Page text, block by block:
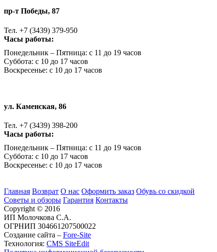
пр-т Победы, 87
Тел. +7 (3439) 379-950
Часы работы:
Понедельник – Пятница: с 11 до 19 часов
Суббота: с 10 до 17 часов
Воскресенье: с 10 до 17 часов
ул. Каменская, 86
Тел. +7 (3439) 398-200
Часы работы:
Понедельник – Пятница: с 11 до 19 часов
Суббота: с 10 до 17 часов
Воскресенье: с 10 до 17 часов
Главная Возврат О нас Оформить заказ Обувь со скидкой
Советы и обзоры Гарантия Контакты
Copyright © 2016
ИП Молочкова С.А.
ОГРНИП 304661207500022
Создание сайта – Fore-Site
Технология: CMS SiteEdit